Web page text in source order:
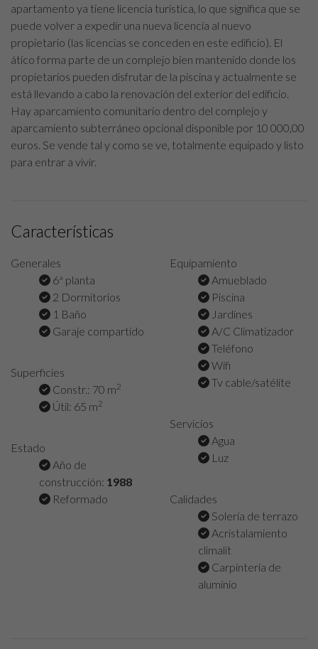
apartamento ya tiene licencia turística, lo que significa que se
puede volver a expedir una nueva licencia al nuevo
propietario (las licencias se conceden en este edificio). El
ático forma parte de un complejo bien mantenido donde los
propietarios pueden disfrutar de la piscina y actualmente se
está llevando a cabo la renovación del exterior del edificio.
Hay aparcamiento comunitario dentro del complejo y
aparcamiento subterráneo opcional disponible por 10 000,00
euros. Se vende tal y como se ve, totalmente equipado y listo
para entrar a vivir.
Características
Generales
6ª planta
2 Dormitorios
1 Baño
Garaje compartido
Superficies
Constr.: 70 m2
Útil: 65 m2
Estado
Año de
construcción: 1988
Reformado
Equipamiento
Amueblado
Piscina
Jardines
A/C Climatizador
Teléfono
Wifi
Tv cable/satélite
Servicios
Agua
Luz
Calidades
Solería de terrazo
Acristalamiento
climalit
Carpintería de
aluminio